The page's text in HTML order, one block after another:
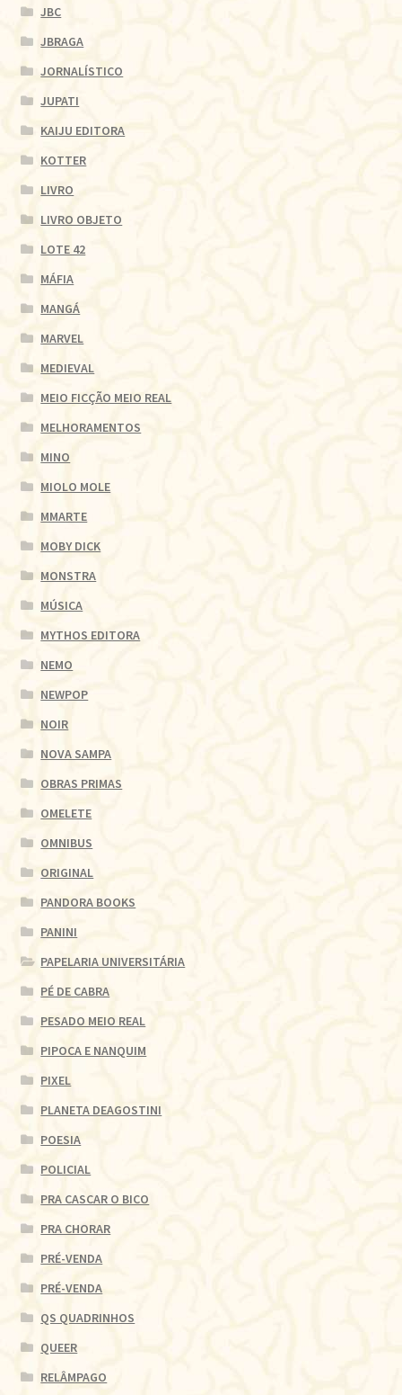
JBC
JBRAGA
JORNALÍSTICO
JUPATI
KAIJU EDITORA
KOTTER
LIVRO
LIVRO OBJETO
LOTE 42
MÁFIA
MANGÁ
MARVEL
MEDIEVAL
MEIO FICÇÃO MEIO REAL
MELHORAMENTOS
MINO
MIOLO MOLE
MMARTE
MOBY DICK
MONSTRA
MÚSICA
MYTHOS EDITORA
NEMO
NEWPOP
NOIR
NOVA SAMPA
OBRAS PRIMAS
OMELETE
OMNIBUS
ORIGINAL
PANDORA BOOKS
PANINI
PAPELARIA UNIVERSITÁRIA
PÉ DE CABRA
PESADO MEIO REAL
PIPOCA E NANQUIM
PIXEL
PLANETA DEAGOSTINI
POESIA
POLICIAL
PRA CASCAR O BICO
PRA CHORAR
PRÉ-VENDA
PRÉ-VENDA
QS QUADRINHOS
QUEER
RELÂMPAGO